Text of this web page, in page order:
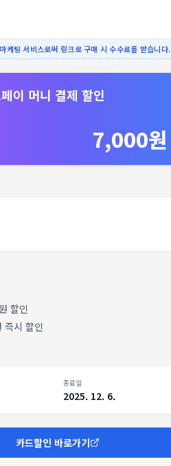
케팅 서비스로써 링크로 구매 시 수수료를 받습니다.
이 머니 결제 할인
7,000원
할인
즉시 할인
종료일
2025. 12. 6.
카드할인 바로가기